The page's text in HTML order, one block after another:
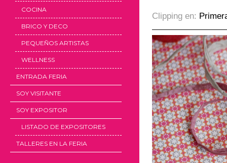
COCINA
BRICO Y DECO
PEQUEÑOS ARTISTAS
WELLNESS
ENTRADA FERIA
SOY VISITANTE
SOY EXPOSITOR
LISTADO DE EXPOSITORES
TALLERES EN LA FERIA
Clipping en: